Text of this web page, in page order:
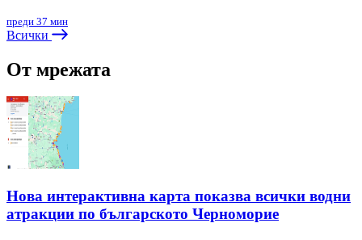
преди 37 мин
Всички
От мрежата
Нова интерактивна карта показва всички водни
атракции по българското Черноморие